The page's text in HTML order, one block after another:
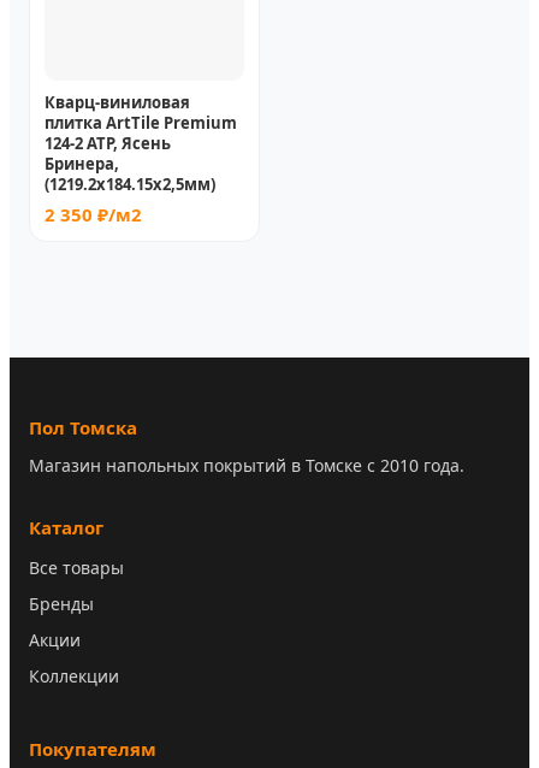
Кварц-виниловая
плитка ArtTile Premium
124-2 ATP, Ясень
Бринера,
(1219.2х184.15x2,5мм)
2 350 ₽/м2
Пол Томска
Магазин напольных покрытий в Томске с 2010 года.
Каталог
Все товары
Бренды
Акции
Коллекции
Покупателям